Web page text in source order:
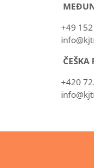
+49
ČEŠKA
+420